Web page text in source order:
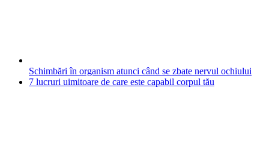
Schimbări în organism atunci când se zbate nervul ochiului
7 lucruri uimitoare de care este capabil corpul tău